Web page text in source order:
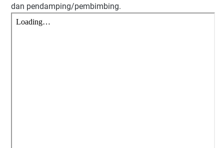
dan pendamping/pembimbing.